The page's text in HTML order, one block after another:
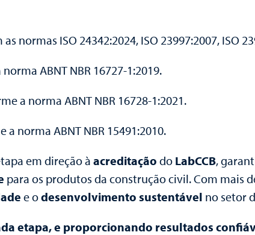
normas ISO 24342:2024, ISO 23997:2007, ISO
ABNT NBR 16727-1:2019.
a norma ABNT NBR 16728-1:2021.
a norma ABNT NBR 15491:2010.
em direção à acreditação do LabCCB,
para os produtos da construção civil. Com mais
e odesenvolvimento sustentável no setor
etapa, e proporcionando resultados